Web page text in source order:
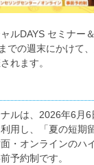
ルDAYS セミナー
での週末にかけて
れます。
ルは、2026年6月
用し、「夏の短期
・オンラインのハ
予約制です。